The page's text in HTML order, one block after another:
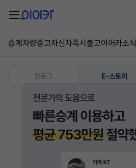
승계차량중고차신차즉시출고이어카소식
블로그 E-스토리